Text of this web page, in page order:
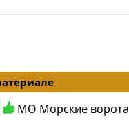
МО Морские ворота